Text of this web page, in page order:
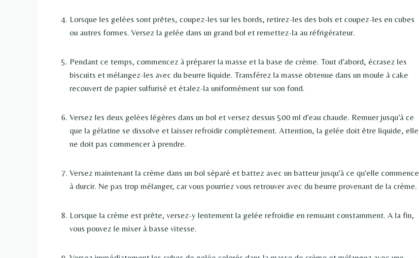
Lorsque les gelées sont prêtes, coupez-les sur les bords, retirez-les des bols et coupez-les en cubes
ou autres formes. Versez la gelée dans un grand bol et remettez-la au réfrigérateur.
Pendant ce temps, commencez à préparer la masse et la base de crème. Tout d'abord, écrasez les
biscuits et mélangez-les avec du beurre liquide. Transférez la masse obtenue dans un moule à cake
recouvert de papier sulfurisé et étalez-la uniformément sur son fond.
Versez les deux gelées légères dans un bol et versez dessus 500 ml d'eau chaude. Remuer jusqu'à ce
que la gélatine se dissolve et laisser refroidir complètement. Attention, la gelée doit être liquide, elle
ne doit pas commencer à prendre.
Versez maintenant la crème dans un bol séparé et battez avec un batteur jusqu'à ce qu'elle commence
à durcir. Ne pas trop mélanger, car vous pourriez vous retrouver avec du beurre provenant de la crème.
Lorsque la crème est prête, versez-y lentement la gelée refroidie en remuant constamment. A la fin,
vous pouvez le mixer à basse vitesse.